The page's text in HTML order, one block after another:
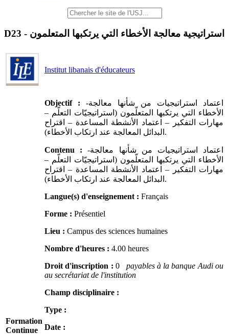
D23 - استراتيجية معالجة الأخطاء التي يرتكبها المتعلمون
Institut libanais d'éducateurs
Formation
Continue
Objectif : -اعتماد استراتيجيات من شأنها معالجة
الأخطاء التي يرتكبها المتعلّمون (استراتيجيّات التعلّم –
مهارات التفكير – اعتماد الأنشطة المساعدة – اقتراح
البدائل المعالجة عند ارتكاب الأخطاء).
Contenu :-اعتماد استراتيجيات من شأنها معالجة
الأخطاء التي يرتكبها المتعلّمون (استراتيجيّات التعلّم –
مهارات التفكير – اعتماد الأنشطة المساعدة – اقتراح
البدائل المعالجة عند ارتكاب الأخطاء).
Langue(s) d'enseignement : Français
Forme : Présentiel
Lieu : Campus des sciences humaines
Nombre d'heures : 4.00 heures
Droit d'inscription : 0 payables à la banque Audi ou
au secrétariat de l'institution
Champ disciplinaire :
Type :
Date :